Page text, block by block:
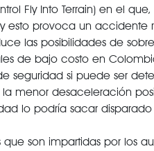
Fly Into Terrain) en el
esto provoca un accidente
las posibilidades de
de bajo costo en
seguridad si puede ser
menor desaceleración
lo podría sacar disparado
son impartidas por los